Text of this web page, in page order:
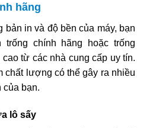
hãng
in và độ bền của máy, bạn
chính hãng hoặc trống
từ các nhà cung cấp uy tín.
chất lượng có thể gây ra nhiều
của bạn.
lô sấy